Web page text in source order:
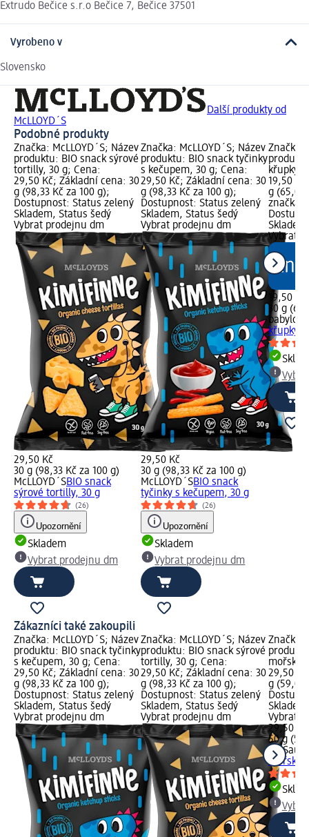
Extrudo Bečice s.r.o Bečice 7, Bečice 37501
Vyrobeno v
Slovensko
Další produkty od
McLLOYD´S
Podobné produkty
Značka: McLLOYD´S; Název
produktu: BIO snack sýrové
tortilly, 30 g; Cena:
29,50 Kč; Základní cena: 30
g (98,33 Kč za 100 g);
Dostupnost: Status zelený
Skladem, Status šedý
Vybrat prodejnu dm
29,50 Kč
30 g (98,33 Kč za 100 g)
McLLOYD´SBIO snack
sýrové tortilly, 30 g
(26)
Upozornění
Skladem
Vybrat prodejnu dm
Značka: McLLOYD´S; Název
produktu: BIO snack tyčinky
s kečupem, 30 g; Cena:
29,50 Kč; Základní cena: 30
g (98,33 Kč za 100 g);
Dostupnost: Status zelený
Skladem, Status šedý
Vybrat prodejnu dm
29,50 Kč
30 g (98,33 Kč za 100 g)
McLLOYD´SBIO snack
tyčinky s kečupem, 30 g
(26)
Upozornění
Skladem
Vybrat prodejnu dm
Značka:
křupky,
19,50
g (65,00
značka
Vybrat
19,50 Kč
30 g
babylove
křupky,
Zákazníci také zakoupili
Značka: McLLOYD´S; Název
produktu: BIO snack tyčinky
s kečupem, 30 g; Cena:
29,50 Kč; Základní cena: 30
g (98,33 Kč za 100 g);
Dostupnost: Status zelený
Skladem, Status šedý
Vybrat prodejnu dm
Značka: McLLOYD´S; Název
produktu: BIO snack sýrové
tortilly, 30 g; Cena:
29,50 Kč; Základní cena: 30
g (98,33 Kč za 100 g);
Dostupnost: Status zelený
Skladem, Status šedý
Vybrat prodejnu dm
Značka:
mořská
29,50
g (59,00
Vybrat
29,50 Kč
50 g
mořská